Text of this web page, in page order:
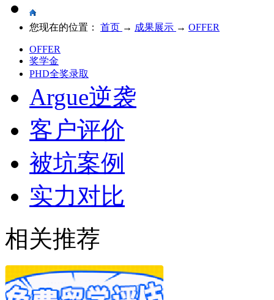
您现在的位置： 首页 → 成果展示 → OFFER
OFFER
奖学金
PHD全奖录取
Argue逆袭
客户评价
被坑案例
实力对比
相关推荐